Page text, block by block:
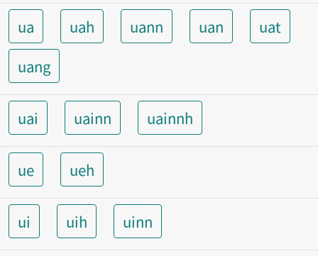
ua uah uann uan
uat
uang
uai uainn uainnh
ue ueh
ui uih uinn